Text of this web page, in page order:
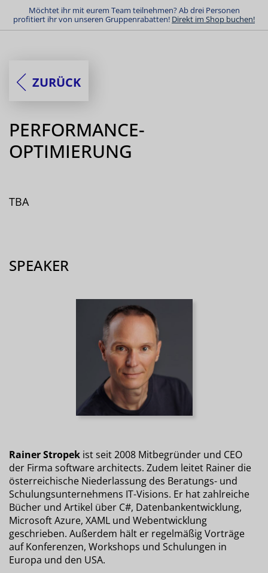
Möchtet ihr mit eurem Team teilnehmen? Ab drei Personen
profitiert ihr von unseren Gruppenrabatten! Direkt im Shop buchen!
ZURÜCK
PERFORMANCE-
OPTIMIERUNG
TBA
SPEAKER
Rainer Stropek ist seit 2008 Mitbegründer und CEO
der Firma software architects. Zudem leitet Rainer die
österreichische Niederlassung des Beratungs- und
Schulungsunternehmens IT-Visions. Er hat zahlreiche
Bücher und Artikel über C#, Datenbankentwicklung,
Microsoft Azure, XAML und Webentwicklung
geschrieben. Außerdem hält er regelmäßig Vorträge
auf Konferenzen, Workshops und Schulungen in
Europa und den USA.